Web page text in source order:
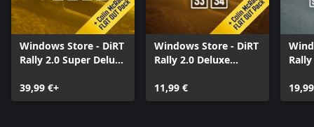
Windows Store - DiRT
Rally 2.0 Super Deluxe
39,99 €+
Windows Store - DiRT
Rally 2.0 Deluxe
(Seasons 3 and 4)
11,99 €